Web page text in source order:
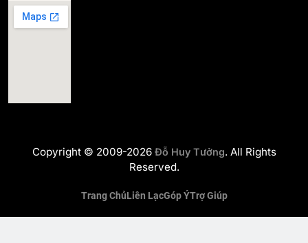
Copyright © 2009-2026 Đỗ Huy Tưởng. All Rights
Reserved.
Trang ChủLiên LạcGóp ÝTrợ Giúp